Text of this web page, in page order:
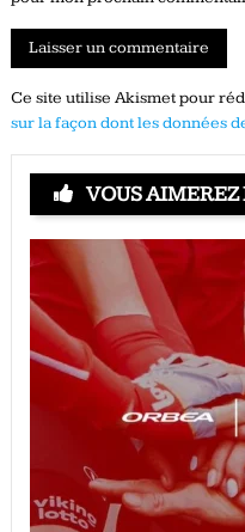
Ce site utilise Akismet pour
sur la façon dont les données
VOUS AIMEREZ